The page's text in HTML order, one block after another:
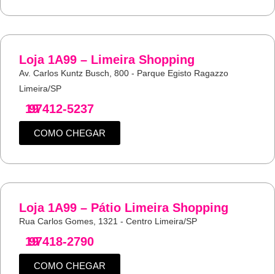
Loja 1A99 – Limeira Shopping
Av. Carlos Kuntz Busch, 800 - Parque Egisto Ragazzo
Limeira/SP
19
97412-5237
COMO CHEGAR
Loja 1A99 – Pátio Limeira Shopping
Rua Carlos Gomes, 1321 - Centro Limeira/SP
19
97418-2790
COMO CHEGAR